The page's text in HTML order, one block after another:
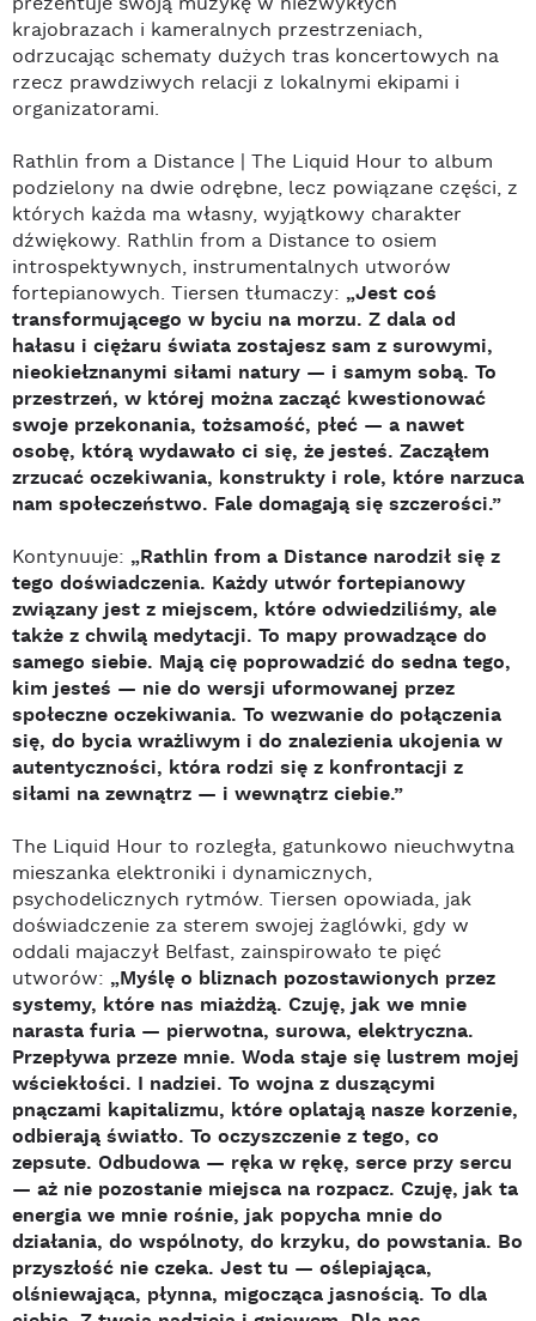
prezentuje swoją muzykę w niezwykłych
krajobrazach i kameralnych przestrzeniach,
odrzucając schematy dużych tras koncertowych na
rzecz prawdziwych relacji z lokalnymi ekipami i
organizatorami.
Rathlin from a Distance | The Liquid Hour to album
podzielony na dwie odrębne, lecz powiązane części, z
których każda ma własny, wyjątkowy charakter
dźwiękowy. Rathlin from a Distance to osiem
introspektywnych, instrumentalnych utworów
fortepianowych. Tiersen tłumaczy: „Jest coś
transformującego w byciu na morzu. Z dala od
hałasu i ciężaru świata zostajesz sam z surowymi,
nieokiełznanymi siłami natury — i samym sobą. To
przestrzeń, w której można zacząć kwestionować
swoje przekonania, tożsamość, płeć — a nawet
osobę, którą wydawało ci się, że jesteś. Zacząłem
zrzucać oczekiwania, konstrukty i role, które narzuca
nam społeczeństwo. Fale domagają się szczerości.”
Kontynuuje: „Rathlin from a Distance narodził się z
tego doświadczenia. Każdy utwór fortepianowy
związany jest z miejscem, które odwiedziliśmy, ale
także z chwilą medytacji. To mapy prowadzące do
samego siebie. Mają cię poprowadzić do sedna tego,
kim jesteś — nie do wersji uformowanej przez
społeczne oczekiwania. To wezwanie do połączenia
się, do bycia wrażliwym i do znalezienia ukojenia w
autentyczności, która rodzi się z konfrontacji z
siłami na zewnątrz — i wewnątrz ciebie.”
The Liquid Hour to rozległa, gatunkowo nieuchwytna
mieszanka elektroniki i dynamicznych,
psychodelicznych rytmów. Tiersen opowiada, jak
doświadczenie za sterem swojej żaglówki, gdy w
oddali majaczył Belfast, zainspirowało te pięć
utworów: „Myślę o bliznach pozostawionych przez
systemy, które nas miażdżą. Czuję, jak we mnie
narasta furia — pierwotna, surowa, elektryczna.
Przepływa przeze mnie. Woda staje się lustrem mojej
wściekłości. I nadziei. To wojna z duszącymi
pnączami kapitalizmu, które oplatają nasze korzenie,
odbierają światło. To oczyszczenie z tego, co
zepsute. Odbudowa — ręka w rękę, serce przy sercu
— aż nie pozostanie miejsca na rozpacz. Czuję, jak ta
energia we mnie rośnie, jak popycha mnie do
działania, do wspólnoty, do krzyku, do powstania. Bo
przyszłość nie czeka. Jest tu — oślepiająca,
olśniewająca, płynna, migocząca jasnością. To dla